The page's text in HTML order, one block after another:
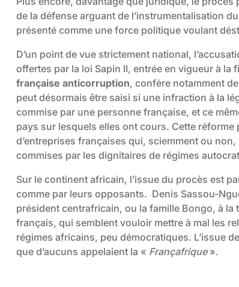
de la défense arguant de l’instrumentalisation
présenté comme une force politique voulant
D’un point de vue strictement national,
offertes par la loi Sapin II, entrée en vigueur à la
française anticorruption, confère notamment
peut désormais être saisi si une infraction à la
commise par une personne française, et ce
pays sur lesquels elles ont cours. Cette
d’entreprises françaises qui, sciemment ou
commises par les dignitaires de régimes
Sur le continent africain, l’issue du procès est
comme par leurs opposants. Denis Sassou-
président centrafricain, ou la famille Bongo, à
français, qui semblent vouloir mettre à mal les
régimes africains, peu démocratiques. L’issue
que d’aucuns appelaient la « Françafrique ».